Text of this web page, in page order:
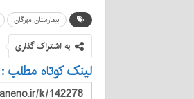
بیمارستان مهرگان
به اشتراک گذاری
لینک کوتاه مطلب :